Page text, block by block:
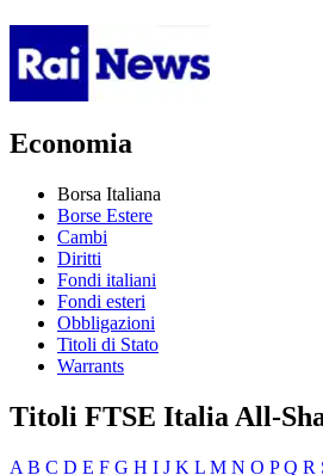
Economia
Borsa Italiana
Borse Estere
Cambi
Diritti
Fondi italiani
Fondi esteri
Obbligazioni
Titoli di Stato
Warrants
Titoli FTSE Italia All-
A B C D E F G H I J K L M N O P Q R